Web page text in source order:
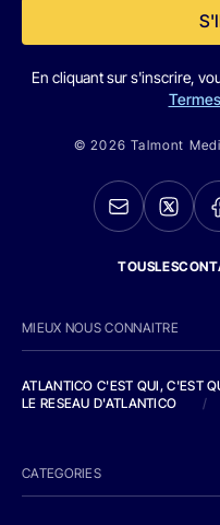
En cliquant sur s'inscrire,
© 2026 Talmont
MIEUX NOUS CONNAITRE
ATLANTICO C'EST QUI, C'EST
LE RESEAU D'ATLANTICO
/
CATEGORIES